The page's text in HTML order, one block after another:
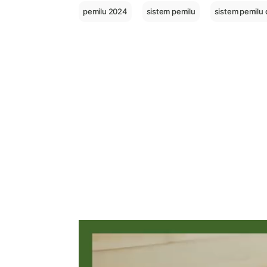
pemilu 2024 sistem pemilu sistem pemilu